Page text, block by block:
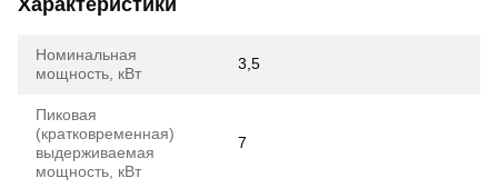
Характеристики
Номинальная
мощность, кВт
3,5
Пиковая
(кратковременная)
выдерживаемая
мощность, кВт
7